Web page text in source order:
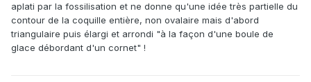
aplati par la fossilisation et ne donne qu'une idée très partielle du
contour de la coquille entière, non ovalaire mais d'abord
triangulaire puis élargi et arrondi "à la façon d'une boule de
glace débordant d'un cornet" !